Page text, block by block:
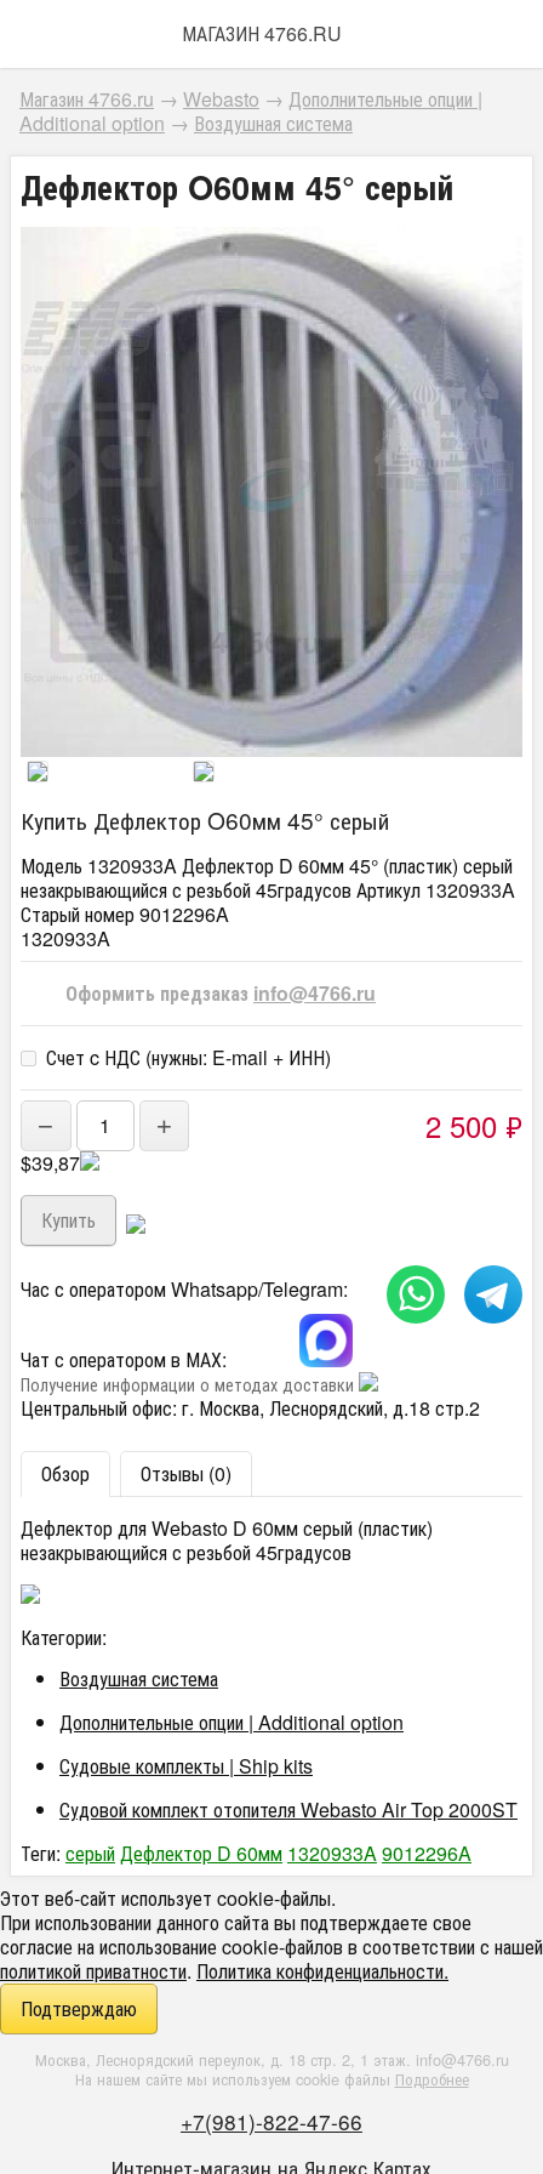
МАГАЗИН 4766.RU
Магазин 4766.ru → Webasto → Дополнительные опции |
Additional option → Воздушная система
Дефлектор O60мм 45° серый
Купить Дефлектор O60мм 45° серый
Модель 1320933A Дефлектор D 60мм 45° (пластик) серый
незакрывающийся с резьбой 45градусов Артикул 1320933A
Старый номер 9012296A
1320933A
Оформить предзаказ info@4766.ru
Счет c НДС (нужны: E-mail + ИНН)
− + 2 500 ₽
$39,87
Час с оператором Whatsapp/Telegram:
Чат с оператором в МАХ:
Получение информации о методах доставки
Центральный офис: г. Москва, Леснорядский, д.18 стр.2
Обзор
Отзывы (0)
Дефлектор для Webasto D 60мм серый (пластик)
незакрывающийся с резьбой 45градусов
Категории:
Воздушная система
Дополнительные опции | Additional option
Судовые комплекты | Ship kits
Судовой комплект отопителя Webasto Air Top 2000ST
Теги: серыйДефлектор D 60мм 1320933A9012296A
Этот веб-сайт использует cookie-файлы.
При использовании данного сайта вы подтверждаете свое
согласие на использование cookie-файлов в соответствии с нашей
политикой приватности. Политика конфиденциальности.
Подтверждаю
Москва, Леснорядский переулок, д. 18 стр. 2, 1 этаж. info@4766.ru
На нашем сайте мы используем cookie файлы Подробнее
+7(981)-822-47-66
Интернет-магазин на Яндекс Картах